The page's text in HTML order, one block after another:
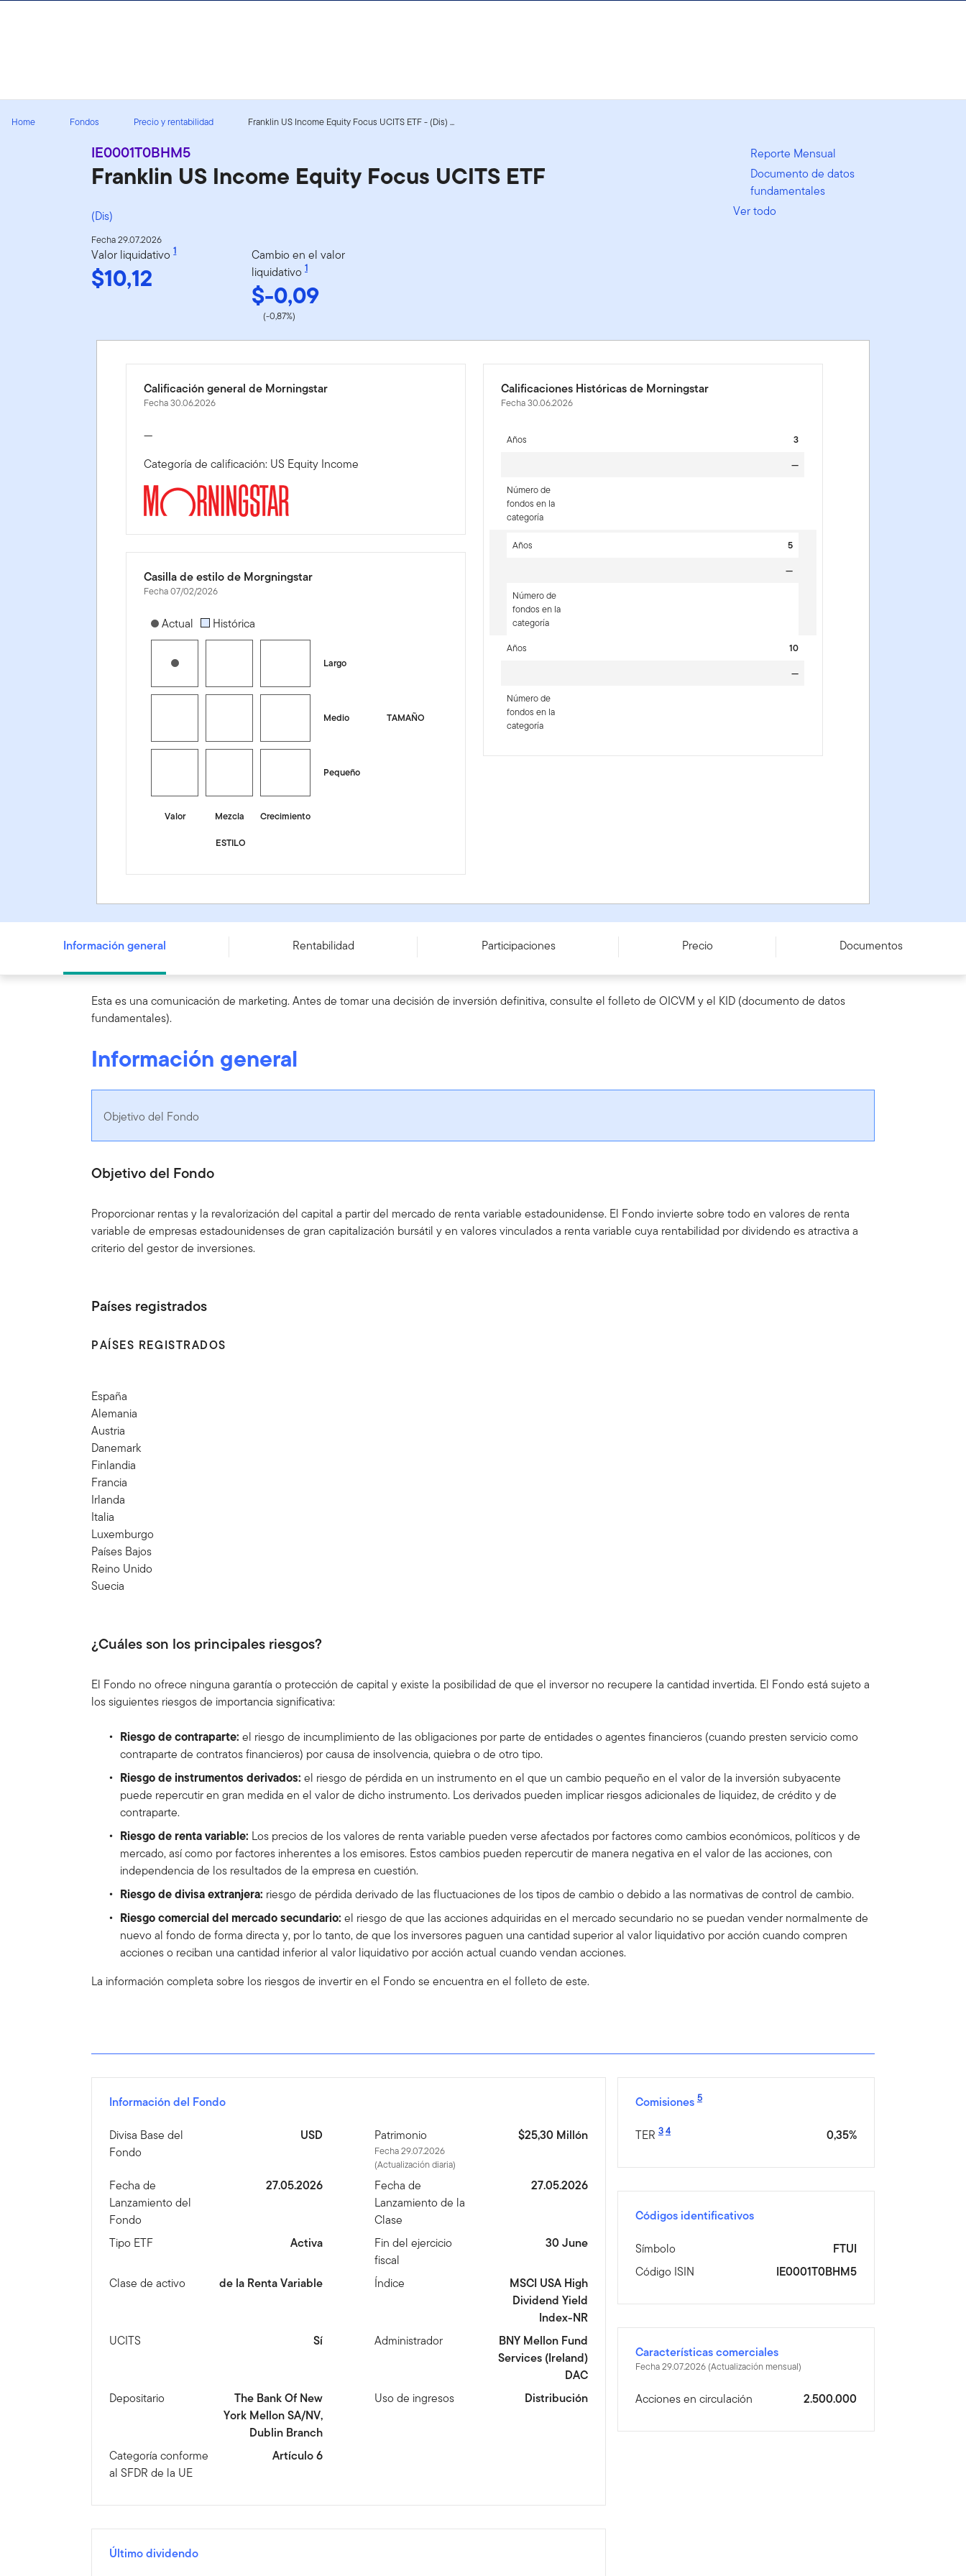
Home Fondos Precio y rentabilidad Franklin US Income Equity Focus UCITS ETF - (Dis) ...
IE0001T0BHM5
Franklin US Income Equity Focus UCITS ETF
(Dis)
Reporte Mensual
Documento de datos
fundamentales
Ver todo
Fecha 29.07.2026
Valor liquidativo1
$10,12
Cambio en el valor
liquidativo 1
$-0,09
(-0,87%)
Calificación general de Morningstar
Fecha 30.06.2026
—
Categoría de calificación: US Equity Income
Casilla de estilo de Morgningstar
Fecha 07/02/2026
[products.morningstar-stylebox-title-sr-equity]
Actual Histórica
Largo
TAMAÑO
Medio
Pequeño
Valor Mezcla
Crecimiento
ESTILO
Calificaciones Históricas de Morningstar
Fecha 30.06.2026
Años
3
—
Número de
fondos en la
categoría
Años
5
—
Número de
fondos en la
categoría
Años
10
—
Número de
fondos en la
categoría
Franklin US Income Equity Focus UCITS ETF - (Dis) - IE0001T0BHM5
Información general Rentabilidad Participaciones Precio Documentos
Esta es una comunicación de marketing. Antes de tomar una decisión de inversión definitiva, consulte el folleto de OICVM y el KID (documento de datos
fundamentales).
Información general
Objetivo del Fondo
Objetivo del Fondo
Proporcionar rentas y la revalorización del capital a partir del mercado de renta variable estadounidense. El Fondo invierte sobre todo en valores de renta
variable de empresas estadounidenses de gran capitalización bursátil y en valores vinculados a renta variable cuya rentabilidad por dividendo es atractiva a
criterio del gestor de inversiones.
Países registrados
PAÍSES REGISTRADOS
España
Alemania
Austria
Danemark
Finlandia
Francia
Irlanda
Italia
Luxemburgo
Países Bajos
Reino Unido
Suecia
¿Cuáles son los principales riesgos?
El Fondo no ofrece ninguna garantía o protección de capital y existe la posibilidad de que el inversor no recupere la cantidad invertida. El Fondo está sujeto a
los siguientes riesgos de importancia significativa:
Riesgo de contraparte:el riesgo de incumplimiento de las obligaciones por parte de entidades o agentes financieros (cuando presten servicio como
contraparte de contratos financieros) por causa de insolvencia, quiebra o de otro tipo.
Riesgo de instrumentos derivados:el riesgo de pérdida en un instrumento en el que un cambio pequeño en el valor de la inversión subyacente
puede repercutir en gran medida en el valor de dicho instrumento. Los derivados pueden implicar riesgos adicionales de liquidez, de crédito y de
contraparte.
Riesgo de renta variable: Los precios de los valores de renta variable pueden verse afectados por factores como cambios económicos, políticos y de
mercado, así como por factores inherentes a los emisores. Estos cambios pueden repercutir de manera negativa en el valor de las acciones, con
independencia de los resultados de la empresa en cuestión.
Riesgo de divisa extranjera: riesgo de pérdida derivado de las fluctuaciones de los tipos de cambio o debido a las normativas de control de cambio.
Riesgo comercial del mercado secundario: el riesgo de que las acciones adquiridas en el mercado secundario no se puedan vender normalmente de
nuevo al fondo de forma directa y, por lo tanto, de que los inversores paguen una cantidad superior al valor liquidativo por acción cuando compren
acciones o reciban una cantidad inferior al valor liquidativo por acción actual cuando vendan acciones.
La información completa sobre los riesgos de invertir en el Fondo se encuentra en el folleto de este.
Información del Fondo
Divisa Base del
Fondo
USD Patrimonio
Fecha 29.07.2026
(Actualización diaria)
$25,30 Millón
Fecha de
Lanzamiento del
Fondo
27.05.2026
Fecha de
Lanzamiento de la
Clase
27.05.2026
Tipo ETF Activa
Fin del ejercicio
fiscal
30 June
Clase de activo de la Renta Variable Índice
MSCI USA High
Dividend Yield
Index-NR
UCITS
Sí Administrador
BNY Mellon Fund
Services (Ireland)
DAC
Depositario
The Bank Of New
York Mellon SA/NV,
Dublin Branch
Uso de ingresos Distribución
Categoría conforme
al SFDR de la UE
Artículo 6
Último dividendo
Comisiones5
TER 34 0,35%
Códigos identificativos
Símbolo
FTUI
Código ISIN
IE0001T0BHM5
Características comerciales
Fecha 29.07.2026 (Actualización mensual)
Acciones en circulación 2.500.000